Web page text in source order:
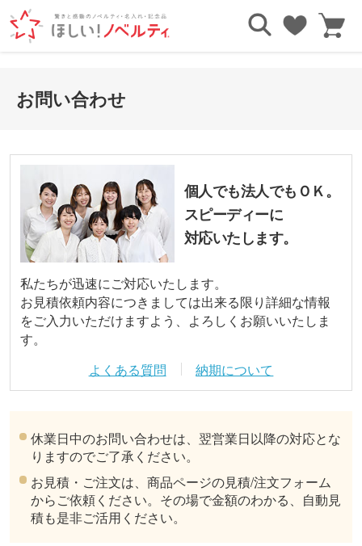
お問い合わせ
個人でも法人でもＯＫ。
スピーディーに
対応いたします。
私たちが迅速にご対応いたします。
お見積依頼内容につきましては出来る限り詳細な情報
をご入力いただけますよう、よろしくお願いいたしま
す。
よくある質問
納期について
休業日中のお問い合わせは、翌営業日以降の対応とな
りますのでご了承ください。
お見積・ご注文は、商品ページの見積/注文フォーム
からご依頼ください。その場で金額のわかる、自動見
積も是非ご活用ください。